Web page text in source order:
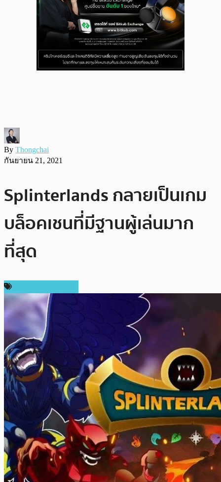
By Thongchai
กันยายน 21, 2021
Splinterlands กลายเป็นเกม
บล็อคเชนที่มีฐานผู้เล่นมาก
ที่สุด